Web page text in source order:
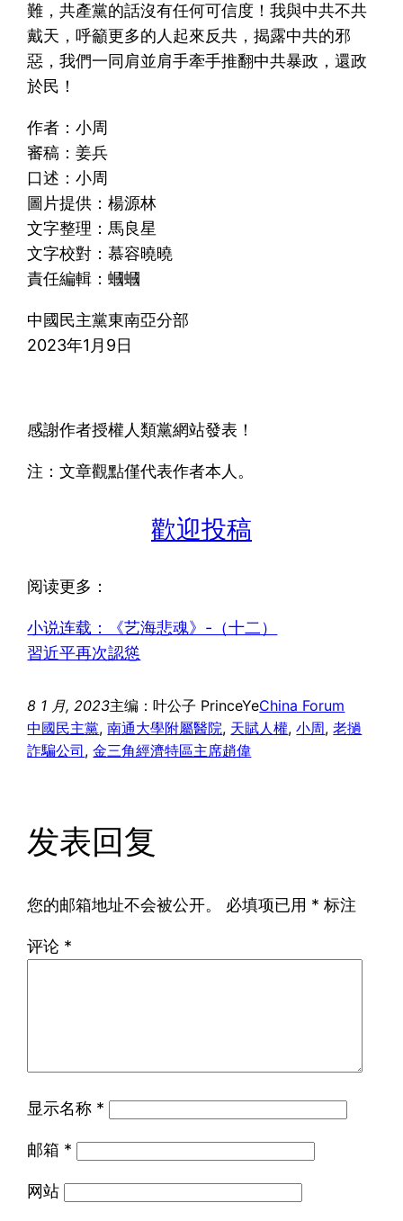
難，共產黨的話沒有任何可信度！我與中共不共
戴天，呼籲更多的人起來反共，揭露中共的邪
惡，我們一同肩並肩手牽手推翻中共暴政，還政
於民！
作者：小周
審稿：姜兵
口述：小周
圖片提供：楊源林
文字整理：馬良星
文字校對：慕容曉曉
責任編輯：蟈蟈
中國民主黨東南亞分部
2023年1月9日
感謝作者授權人類黨網站發表！
注：文章觀點僅代表作者本人。
歡迎投稿
阅读更多：
小说连载：《艺海悲魂》-（十二）
習近平再次認慫
8 1 月, 2023主编：叶公子 PrinceYeChina Forum
中國民主黨, 南通大學附屬醫院, 天賦人權, 小周, 老撾
詐騙公司, 金三角經濟特區主席趙偉
发表回复
您的邮箱地址不会被公开。 必填项已用 * 标注
评论 *
显示名称 *
邮箱 *
网站